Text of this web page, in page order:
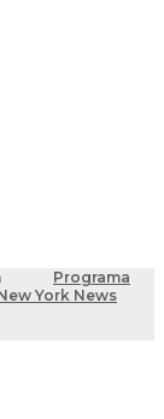
Programa
York News